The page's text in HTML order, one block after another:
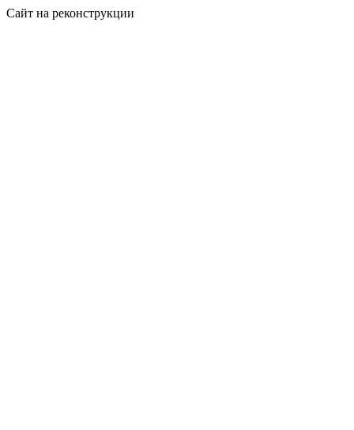
Сайт на реконструкции